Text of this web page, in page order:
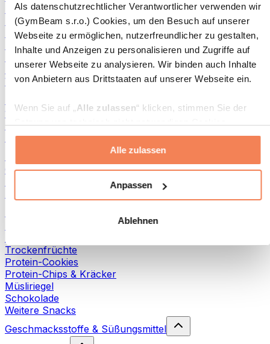
Als datenschutzrechtlicher Verantwortlicher verwenden wir
(GymBeam s.r.o.) Cookies, um den Besuch auf unserer
Webseite zu ermöglichen, nutzerfreundlicher zu gestalten,
Inhalte und Anzeigen zu personalisieren und Zugriffe auf
unserer Webseite zu analysieren. Wir binden auch Inhalte
von Anbietern aus Drittstaaten auf unserer Webseite ein.
Wenn Sie auf „Alle zulassen“ klicken, stimmen Sie der
(insbesondere zu Analyse- und Marketingzwecken) zu.
Ablehnen“ klicken, werden nur
„notwendige“ Cookies gesetzt, welche für den Betrieb der
Webseite erforderlich sind. Sie können auch eine
Weitere Informationen über die Verarbeitung Ihrer Daten
finden Sie in den Unterpunkten „Details“ und „Über
Cookies“ sowie in unserer
Sie können Ihre Einwilligung jederzeit in den
Einstellungenauf unserer Webseite ändern oder
Mehr Info
Alle zulassen
Anpassen
Ablehnen
Fisch-Produkte
Fertiggerichte
Eier-Produkte
Brot & Gebäck
Hülsenfrüchte
Weitere Fitness-Foods
100 % Nussbutter
Süße Nussbutter
Protein-Nussbutter
Grüne Superfoods
Trockenfrüchte
Protein-Cookies
Protein-Chips & Kräcker
Müsliriegel
Schokolade
Weitere Snacks
Geschmacksstoffe & Süßungsmittel